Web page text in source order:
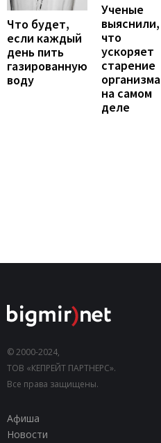
Что будет,
если каждый
день пить
газированную
воду
Ученые
выяснили,
что
ускоряет
старение
организма
на самом
деле
© 2000-2024,
ТОВ «КЕПРЕЙТ ПАРТНЕРС».
Все права защищены.
Афиша
Новости